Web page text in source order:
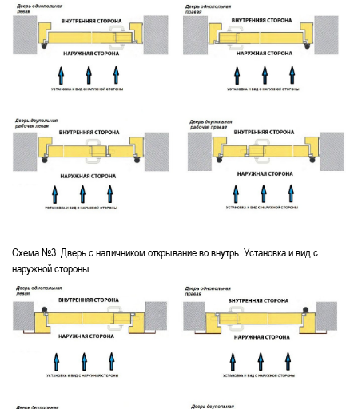
Схема №3. Дверь с наличником открывание во внутрь. Установка и вид с
наружной стороны